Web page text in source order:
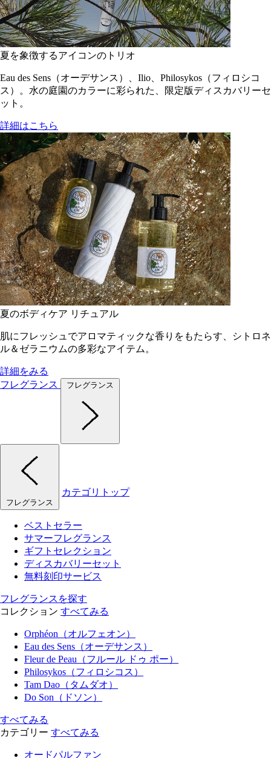
夏を象徴するアイコンのトリオ
Eau des Sens（オーデサンス）、Ilio、Philosykos（フィロシコ
ス）。水の庭園のカラーに彩られた、限定版ディスカバリーセ
ット。
詳細はこちら
夏のボディケア リチュアル
肌にフレッシュでアロマティックな香りをもたらす、シトロネ
ル＆ゼラニウムの多彩なアイテム。
詳細をみる
フレグランス
フレグランス
フレグランス
カテゴリトップ
ベストセラー
サマーフレグランス
ギフトセレクション
ディスカバリーセット
無料刻印サービス
フレグランスを探す
コレクション すべてみる
Orphéon（オルフェオン）
Eau des Sens（オーデサンス）
Fleur de Peau（フルール ドゥ ポー）
Philosykos（フィロシコス）
Tam Dao（タムダオ）
Do Son（ドソン）
すべてみる
カテゴリー すべてみる
オードパルファン